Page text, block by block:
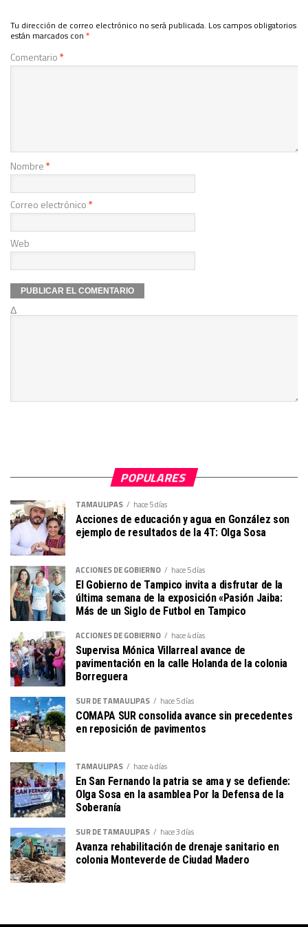
Tu dirección de correo electrónico no será publicada. Los campos obligatorios
están marcados con *
Comentario*
Nombre*
Correo electrónico*
Web
Δ
POPULARES
TAMAULIPAS hace 5 días
Acciones de educación y agua en González son
ejemplo de resultados de la 4T: Olga Sosa
ACCIONES DE GOBIERNO hace 5 días
El Gobierno de Tampico invita a disfrutar de la
última semana de la exposición «Pasión Jaiba:
Más de un Siglo de Futbol en Tampico
ACCIONES DE GOBIERNO hace 4 días
Supervisa Mónica Villarreal avance de
pavimentación en la calle Holanda de la colonia
Borreguera
SUR DE TAMAULIPAS hace 5 días
COMAPA SUR consolida avance sin precedentes
en reposición de pavimentos
TAMAULIPAS hace 4 días
En San Fernando la patria se ama y se defiende:
Olga Sosa en la asamblea Por la Defensa de la
Soberanía
SUR DE TAMAULIPAS hace 3 días
Avanza rehabilitación de drenaje sanitario en
colonia Monteverde de Ciudad Madero